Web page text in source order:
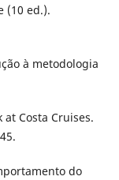
(10 ed.).
à metodologia
at Costa Cruises.
do